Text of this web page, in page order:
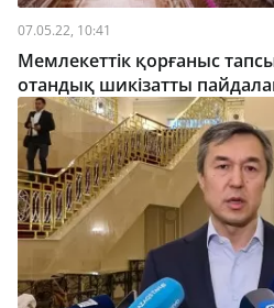
07.05.22, 10:41
Мемлекеттік қорғаныс
отандық шикізатты